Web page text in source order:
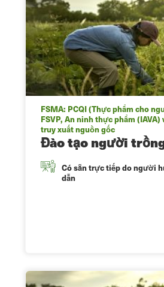
FSMA: PCQI (Thực phẩm cho
FSVP, An ninh thực phẩm (IAVA)
truy xuất nguồn gốc
Đào tạo người
Có sẵn trực tiếp do người
dẫn